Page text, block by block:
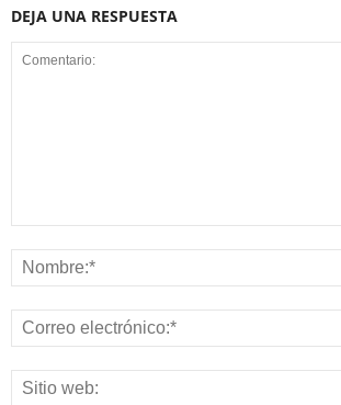
DEJA UNA RESPUESTA